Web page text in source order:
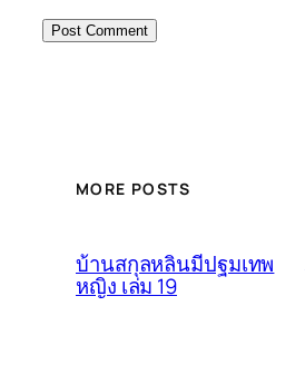
MORE POSTS
บ้านสกุลหลินมีปฐมเทพ
หญิง เล่ม 19